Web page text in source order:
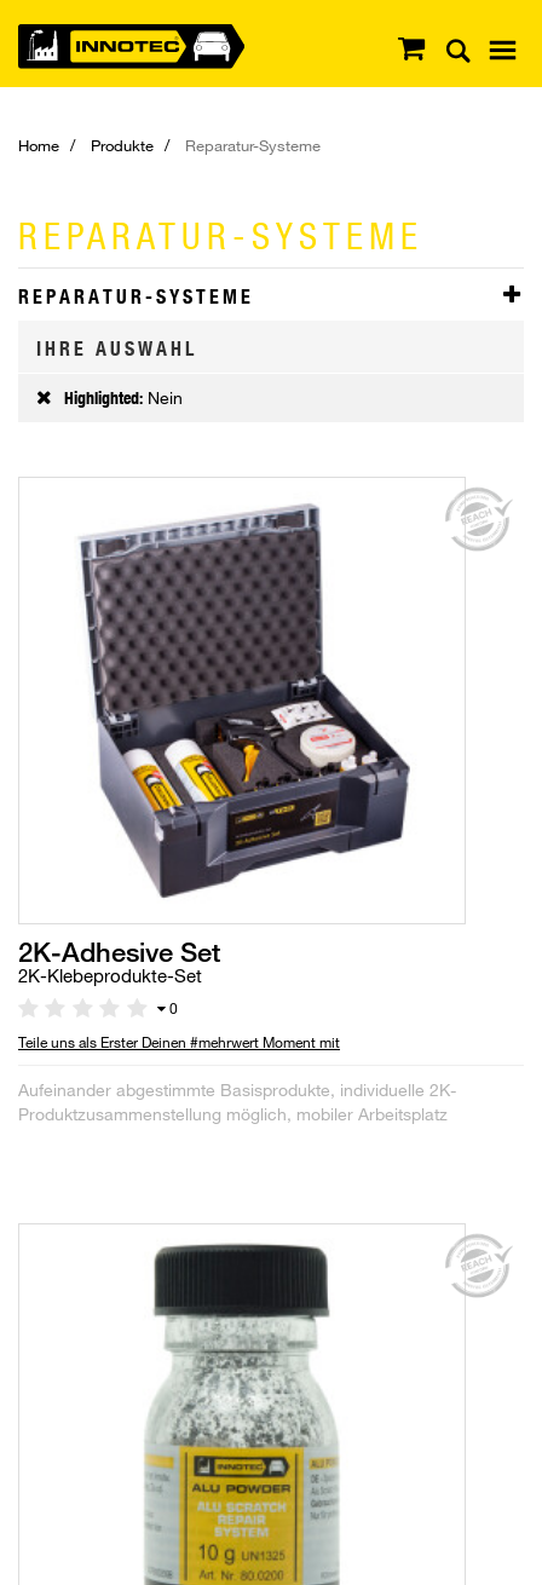
Home Produkte Reparatur-Systeme
REPARATUR-SYSTEME
REPARATUR-SYSTEME
IHRE AUSWAHL
Highlighted: Nein
2K-Adhesive Set
2K-Klebeprodukte-Set
0
Teile uns als Erster Deinen #mehrwert Moment mit
Aufeinander abgestimmte Basisprodukte, individuelle 2K-
Produktzusammenstellung möglich, mobiler Arbeitsplatz